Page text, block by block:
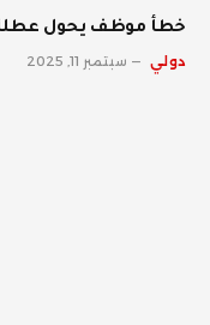
خطأ موظف يحول عطلة
دولي سبتمبر 11, 2025